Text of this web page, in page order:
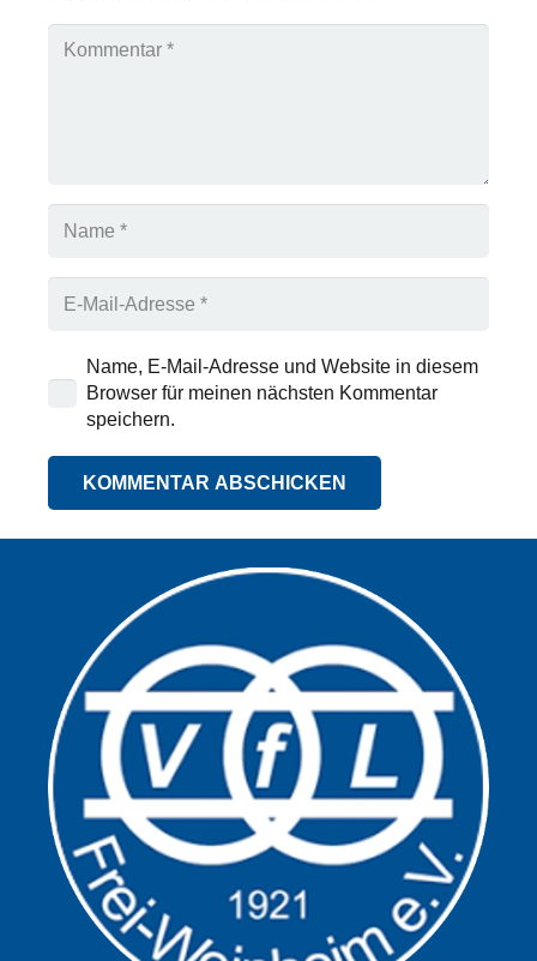
Name, E-Mail-Adresse und Website in diesem
Browser für meinen nächsten Kommentar
speichern.
KOMMENTAR ABSCHICKEN